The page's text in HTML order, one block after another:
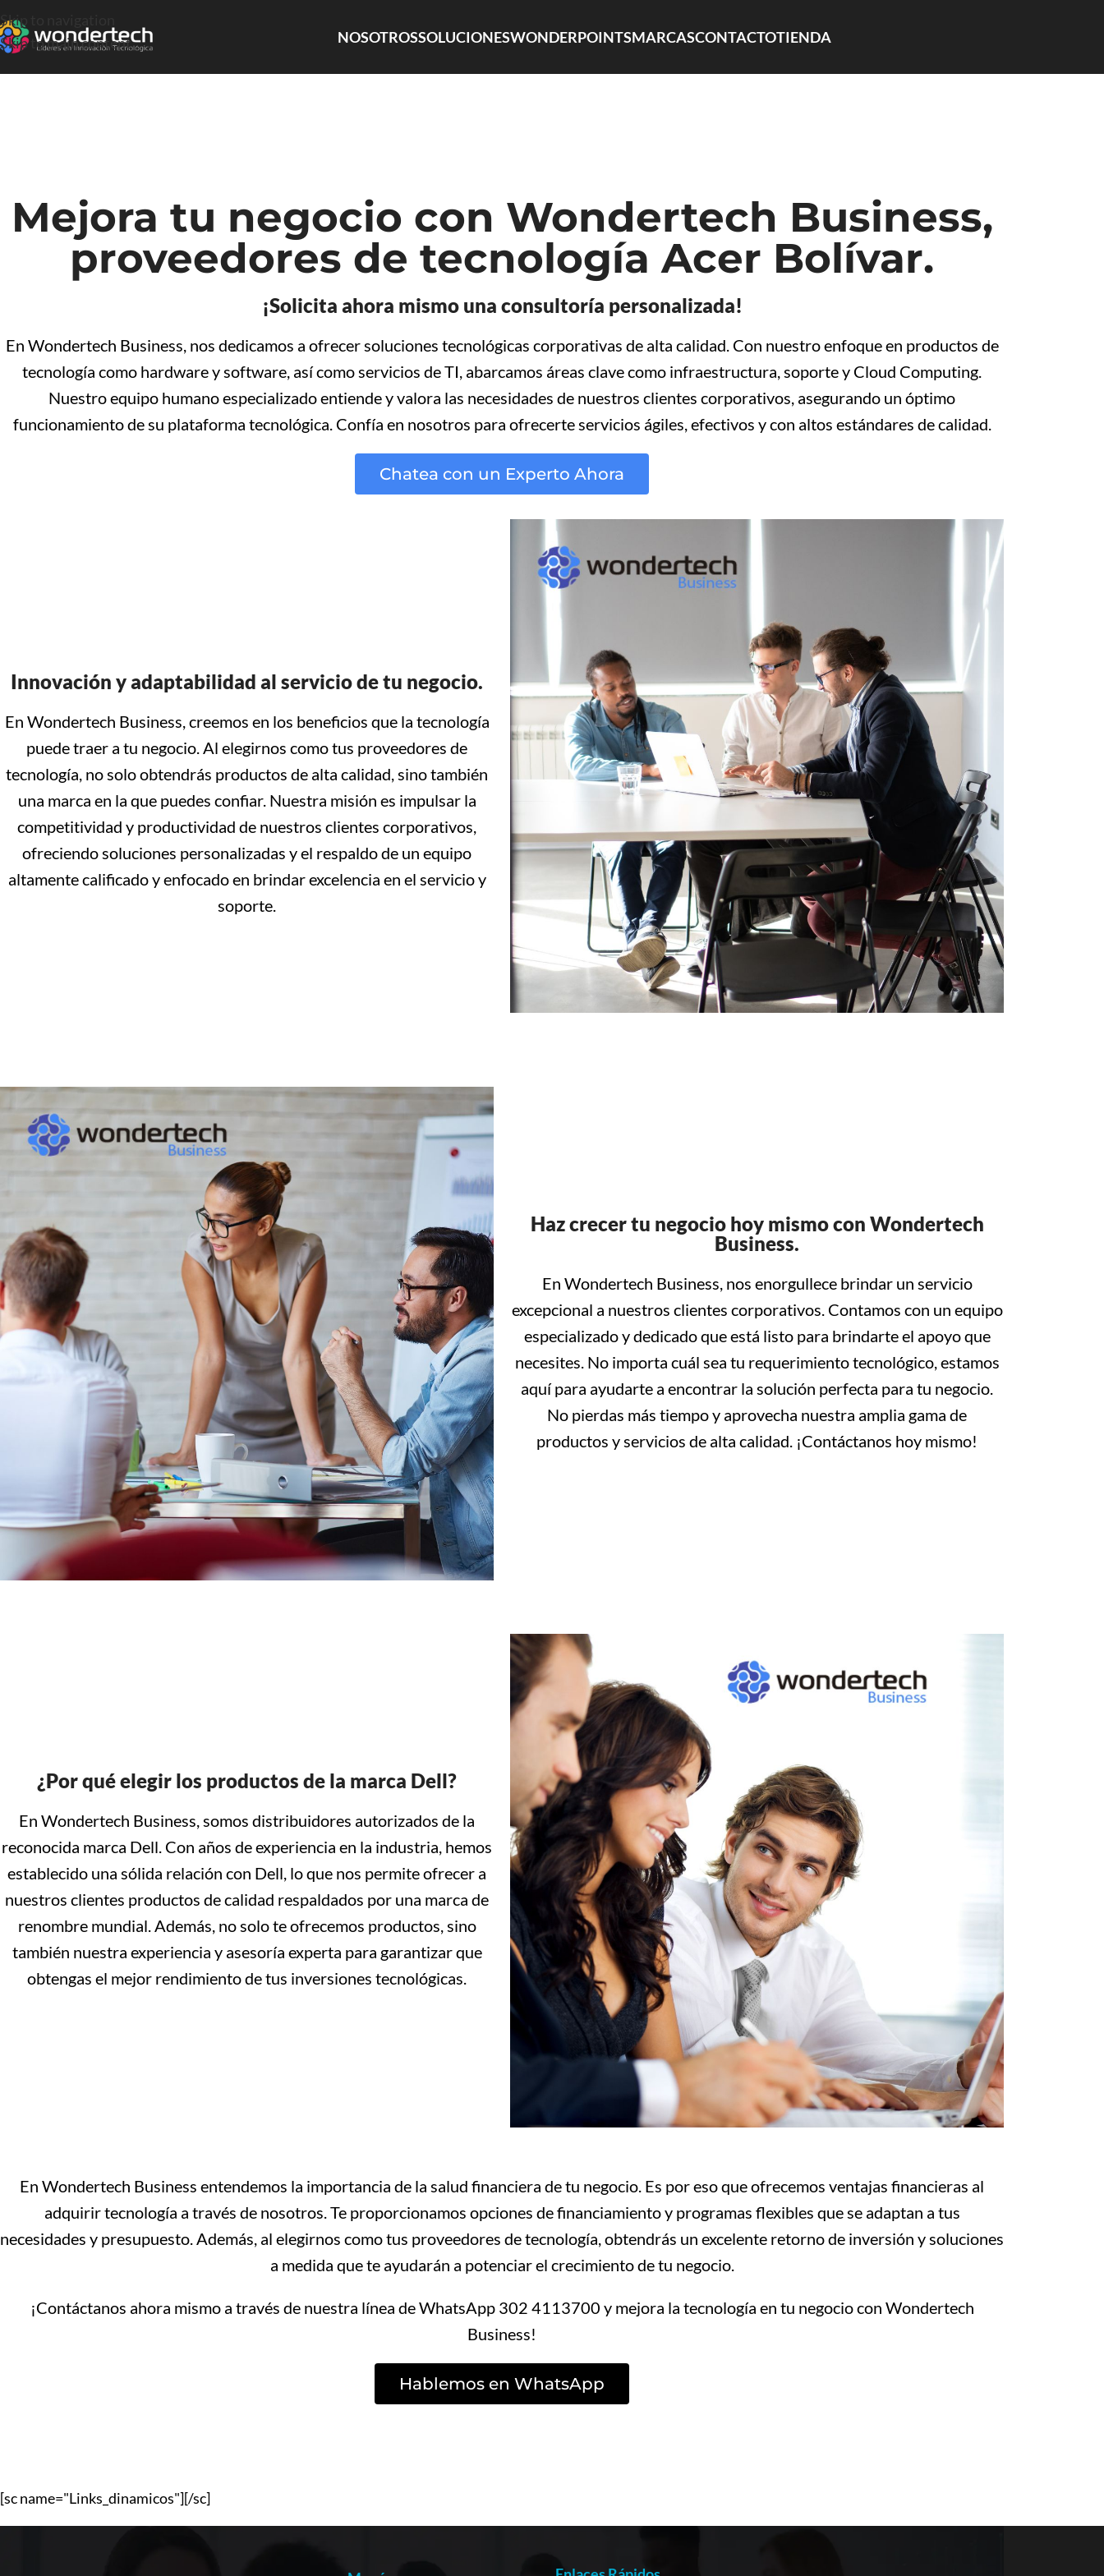
Skip to navigation
Skip to main content
NOSOTROSSOLUCIONESWONDERPOINTSMARCASCONTACTOTIENDA
Mejora tu negocio con Wondertech Business,
proveedores de tecnología Acer Bolívar.
¡Solicita ahora mismo una consultoría personalizada!
En Wondertech Business, nos dedicamos a ofrecer soluciones tecnológicas corporativas de alta calidad. Con nuestro enfoque en productos de
tecnología como hardware y software, así como servicios de TI, abarcamos áreas clave como infraestructura, soporte y Cloud Computing.
Nuestro equipo humano especializado entiende y valora las necesidades de nuestros clientes corporativos, asegurando un óptimo
funcionamiento de su plataforma tecnológica. Confía en nosotros para ofrecerte servicios ágiles, efectivos y con altos estándares de calidad.
Chatea con un Experto Ahora
Innovación y adaptabilidad al servicio de tu negocio.
En Wondertech Business, creemos en los beneficios que la tecnología
puede traer a tu negocio. Al elegirnos como tus proveedores de
tecnología, no solo obtendrás productos de alta calidad, sino también
una marca en la que puedes confiar. Nuestra misión es impulsar la
competitividad y productividad de nuestros clientes corporativos,
ofreciendo soluciones personalizadas y el respaldo de un equipo
altamente calificado y enfocado en brindar excelencia en el servicio y
soporte.
Haz crecer tu negocio hoy mismo con Wondertech
Business.
En Wondertech Business, nos enorgullece brindar un servicio
excepcional a nuestros clientes corporativos. Contamos con un equipo
especializado y dedicado que está listo para brindarte el apoyo que
necesites. No importa cuál sea tu requerimiento tecnológico, estamos
aquí para ayudarte a encontrar la solución perfecta para tu negocio.
No pierdas más tiempo y aprovecha nuestra amplia gama de
productos y servicios de alta calidad. ¡Contáctanos hoy mismo!
¿Por qué elegir los productos de la marca Dell?
En Wondertech Business, somos distribuidores autorizados de la
reconocida marca Dell. Con años de experiencia en la industria, hemos
establecido una sólida relación con Dell, lo que nos permite ofrecer a
nuestros clientes productos de calidad respaldados por una marca de
renombre mundial. Además, no solo te ofrecemos productos, sino
también nuestra experiencia y asesoría experta para garantizar que
obtengas el mejor rendimiento de tus inversiones tecnológicas.
En Wondertech Business entendemos la importancia de la salud financiera de tu negocio. Es por eso que ofrecemos ventajas financieras al
adquirir tecnología a través de nosotros. Te proporcionamos opciones de financiamiento y programas flexibles que se adaptan a tus
necesidades y presupuesto. Además, al elegirnos como tus proveedores de tecnología, obtendrás un excelente retorno de inversión y soluciones
a medida que te ayudarán a potenciar el crecimiento de tu negocio.
¡Contáctanos ahora mismo a través de nuestra línea de WhatsApp 302 4113700 y mejora la tecnología en tu negocio con Wondertech
Business!
Hablemos en WhatsApp
[sc name="Links_dinamicos"][/sc]